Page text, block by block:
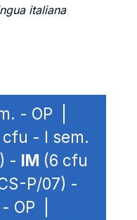
italiana
- OP |
cfu - I sem.
- IM (6 cfu
P/07) -
OP |